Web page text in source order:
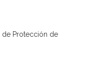
de Protección de